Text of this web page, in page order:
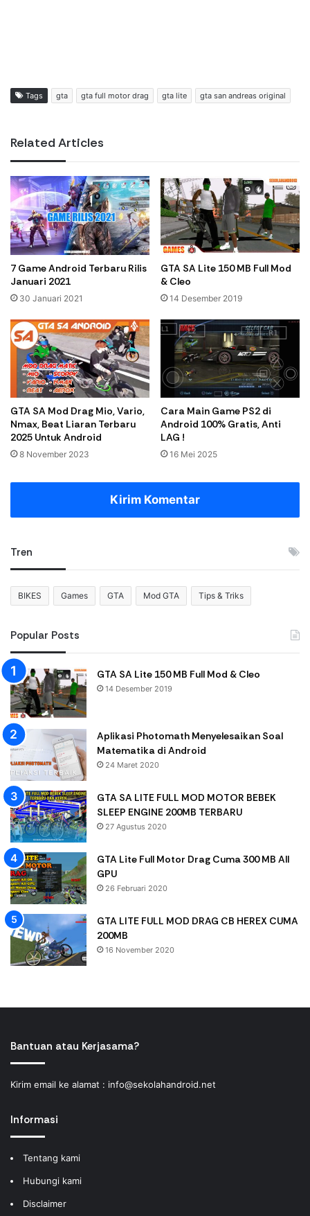
Tags gta gta full motor drag gta lite gta san andreas original
Related Articles
7 Game Android Terbaru Rilis
Januari 2021
30 Januari 2021
GTA SA Lite 150 MB Full Mod
& Cleo
14 Desember 2019
GTA SA Mod Drag Mio, Vario,
Nmax, Beat Liaran Terbaru
2025 Untuk Android
8 November 2023
Cara Main Game PS2 di
Android 100% Gratis, Anti
LAG !
16 Mei 2025
Kirim Komentar
Tren
BIKES Games GTA Mod GTA Tips & Triks
Popular Posts
GTA SA Lite 150 MB Full Mod & Cleo
14 Desember 2019
Aplikasi Photomath Menyelesaikan Soal
Matematika di Android
24 Maret 2020
GTA SA LITE FULL MOD MOTOR BEBEK
SLEEP ENGINE 200MB TERBARU
27 Agustus 2020
GTA Lite Full Motor Drag Cuma 300 MB All
GPU
26 Februari 2020
GTA LITE FULL MOD DRAG CB HEREX CUMA
200MB
16 November 2020
Bantuan atau Kerjasama?
Kirim email ke alamat : info@sekolahandroid.net
Informasi
Tentang kami
Hubungi kami
Disclaimer